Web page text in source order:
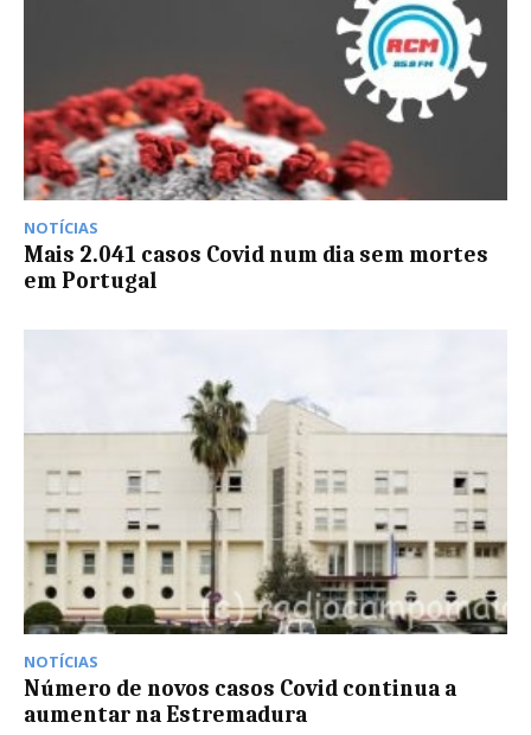
NOTÍCIAS
Mais 2.041 casos Covid num dia sem mortes
em Portugal
NOTÍCIAS
Número de novos casos Covid continua a
aumentar na Estremadura